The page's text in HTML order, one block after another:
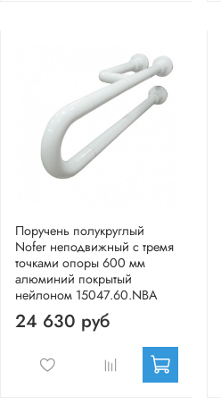
Поручень полукруглый
Nofer неподвижный с тремя
точками опоры 600 мм
алюминий покрытый
нейлоном 15047.60.NBA
24 630 руб